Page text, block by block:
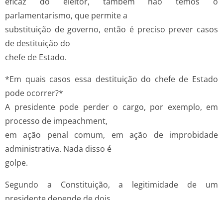
parlamentarismo, que permite a
substituição de governo, então é preciso prever casos
de destituição do
chefe de Estado.
*Em quais casos essa destituição do chefe de Estado
pode ocorrer?*
A presidente pode perder o cargo, por exemplo, em
processo de impeachment,
em ação penal comum, em ação de improbidade
administrativa. Nada disso é
golpe.
Segundo a Constituição, a legitimidade de um